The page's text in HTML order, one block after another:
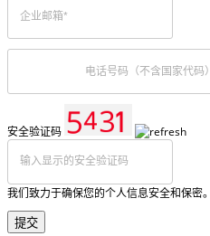
安全验证码
我们致力于确保您的个人信息安全和保密。
提交